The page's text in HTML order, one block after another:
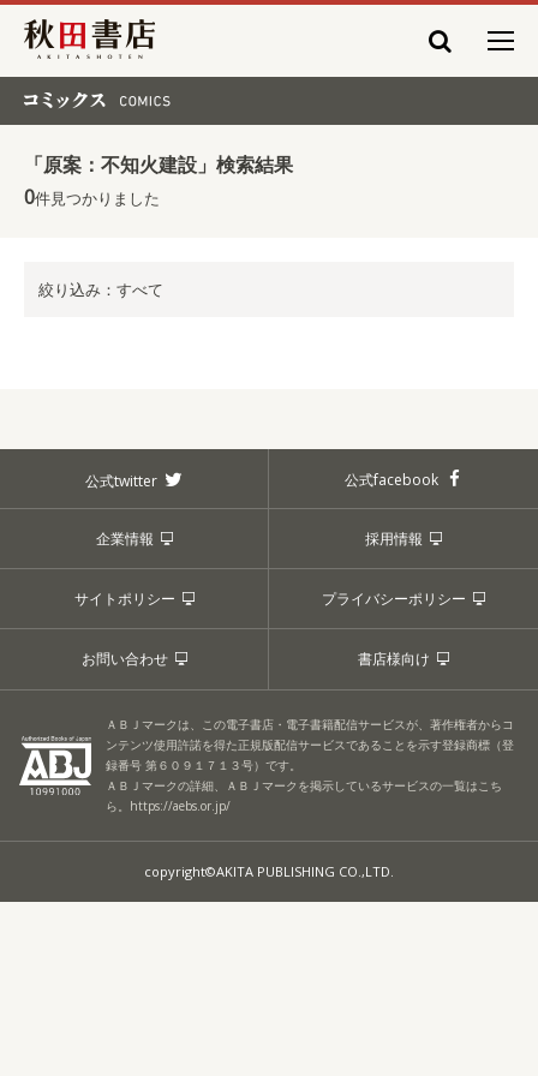
秋田書店
「原案：不知火建設」検索結果
0件見つかりました
絞り込み：すべて
公式twitter 公式facebook
企業情報 採用情報
サイトポリシー プライバシーポリシー
お問い合わせ 書店様向け
ＡＢＪマークは、この電子書店・電子書籍配信サービスが、著作権者からコ
ンテンツ使用許諾を得た正規版配信サービスであることを示す登録商標（登
録番号 第６０９１７１３号）です。
ＡＢＪマークの詳細、ＡＢＪマークを掲示しているサービスの一覧はこち
ら。 https://aebs.or.jp/
copyright©AKITA PUBLISHING CO.,LTD.